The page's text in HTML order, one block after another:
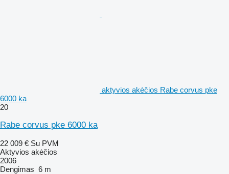
aktyvios akėčios Rabe corvus pke
6000 ka
20
Rabe corvus pke 6000 ka
22 009 € Su PVM
Aktyvios akėčios
2006
Dengimas 6 m